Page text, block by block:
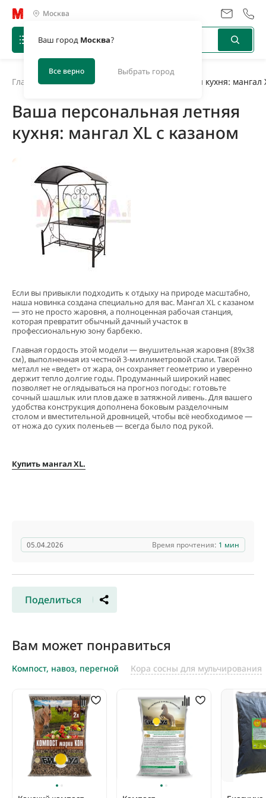
Москва
Ваш город Москва?
Все верно Выбрать город
Главная Ваша персональная летняя кухня: мангал
Ваша персональная летняя
кухня: мангал XL с казаном
Если вы привыкли подходить к отдыху на природе масштабно,
наша новинка создана специально для вас. Мангал XL с казаном
— это не просто жаровня, а полноценная рабочая станция,
которая превратит обычный дачный участок в
профессиональную зону барбекю.
Главная гордость этой модели — внушительная жаровня (89х38
см), выполненная из честной 3-миллиметровой стали. Такой
металл не «ведет» от жара, он сохраняет геометрию и уверенно
держит тепло долгие годы. Продуманный широкий навес
позволяет не оглядываться на прогноз погоды: готовьте
сочный шашлык или плов даже в затяжной ливень. Для вашего
удобства конструкция дополнена боковым разделочным
столом и вместительной дровницей, чтобы всё необходимое —
от ножа до сухих поленьев — всегда было под рукой.
Купить мангал XL.
05.04.2026 Время прочтения: 1 мин
Поделиться
Вам может понравиться
Компост, навоз, перегной Кора сосны для мульчирования